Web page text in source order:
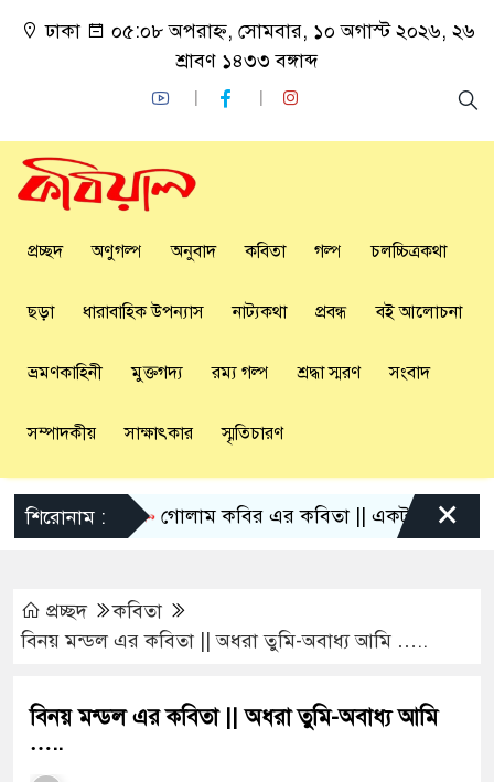
ঢাকা
০৫:০৮ অপরাহ্ন, সোমবার, ১০ অগাস্ট ২০২৬, ২৬
শ্রাবণ ১৪৩৩ বঙ্গাব্দ
প্রচ্ছদ অণুগল্প অনুবাদ কবিতা গল্প চলচ্চিত্রকথা
ছড়া ধারাবাহিক উপন্যাস নাট্যকথা প্রবন্ধ বই আলোচনা
ভ্রমণকাহিনী মুক্তগদ্য রম্য গল্প শ্রদ্ধা স্মরণ সংবাদ
সম্পাদকীয় সাক্ষাৎকার স্মৃতিচারণ
শিরোনাম : গোলাম কবির এর কবিতা || একটা কাঙ্ক্ষিত×
প্রচ্ছদ
কবিতা
বিনয় মন্ডল এর কবিতা || অধরা তুমি-অবাধ্য আমি …..
বিনয় মন্ডল এর কবিতা || অধরা তুমি-অবাধ্য আমি
…..